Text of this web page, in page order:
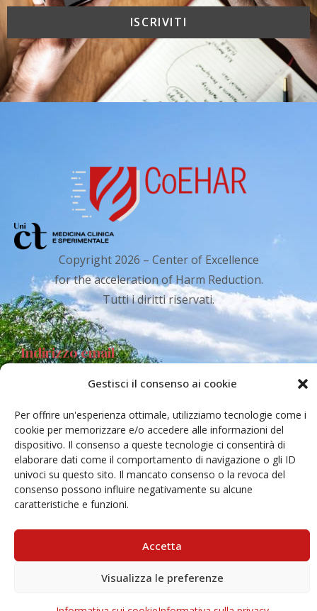
Gestisci il consenso ai cookie
Per offrire un'esperienza ottimale, utilizziamo tecnologie come i
cookie per memorizzare e/o accedere alle informazioni del
dispositivo. Il consenso a queste tecnologie ci consentirà di
elaborare dati come il comportamento di navigazione o gli ID
univoci su questo sito. Il mancato consenso o la revoca del
consenso possono influire negativamente su alcune
caratteristiche e funzioni.
Accetta
Visualizza le preferenze
Copyright 2026 – Center of Excellence
for the acceleration of Harm Reduction.
Tutti i diritti riservati.
Indirizzo email
cr.coehar@unict.it
Sede legale
Via S.Sofia, 78 – 95123 Catania